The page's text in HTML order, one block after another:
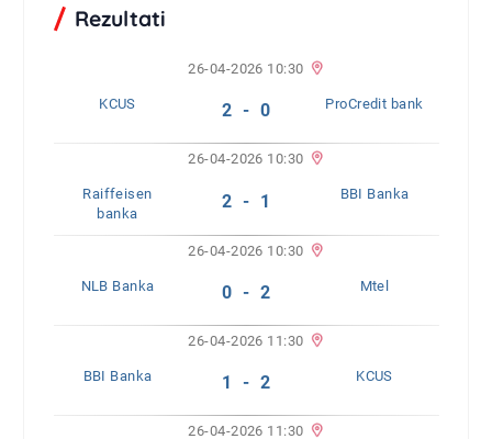
Rezultati
26-04-2026 10:30
KCUS 2 - 0 ProCredit bank
26-04-2026 10:30
Raiffeisen
banka
2 - 1 BBI Banka
26-04-2026 10:30
NLB Banka 0 - 2 Mtel
26-04-2026 11:30
BBI Banka 1 - 2 KCUS
26-04-2026 11:30